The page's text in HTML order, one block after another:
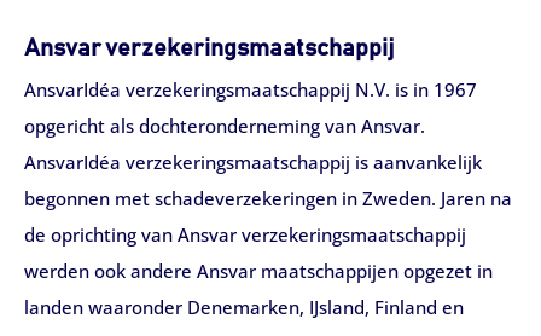
Ansvar verzekeringsmaatschappij
AnsvarIdéa verzekeringsmaatschappij N.V. is in 1967
opgericht als dochteronderneming van Ansvar.
AnsvarIdéa verzekeringsmaatschappij is aanvankelijk
begonnen met schadeverzekeringen in Zweden. Jaren na
de oprichting van Ansvar verzekeringsmaatschappij
werden ook andere Ansvar maatschappijen opgezet in
landen waaronder Denemarken, IJsland, Finland en